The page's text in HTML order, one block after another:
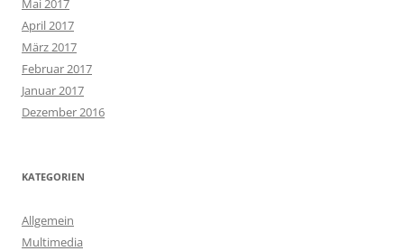
Mai 2017
April 2017
März 2017
Februar 2017
Januar 2017
Dezember 2016
KATEGORIEN
Allgemein
Multimedia